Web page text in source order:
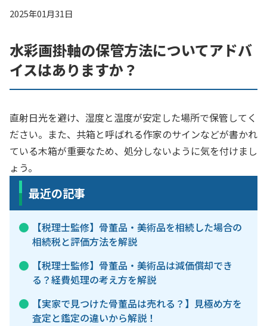
最近の記事
【税理士監修】骨董品・美術品を相続した場合の
相続税と評価方法を解説
【税理士監修】骨董品・美術品は減価償却でき
る？経費処理の考え方を解説
【実家で見つけた骨董品は売れる？】見極め方を
査定と鑑定の違いから解説！
2025年01月31日
水彩画掛軸の保管方法についてアドバ
イスはありますか？
直射日光を避け、湿度と温度が安定した場所で保管してく
ださい。また、共箱と呼ばれる作家のサインなどが書かれ
ている木箱が重要なため、処分しないように気を付けまし
ょう。